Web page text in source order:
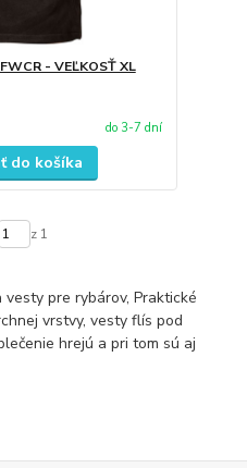
- VEĽKOSŤ XL
do 3-7 dní
do košíka
z 1
pre rybárov, Praktické
vrstvy, vesty flís pod
hrejú a pri tom sú aj